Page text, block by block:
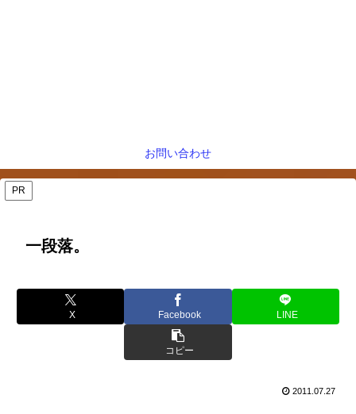
お問い合わせ
PR
一段落。
X Facebook LINE
コピー
2011.07.27